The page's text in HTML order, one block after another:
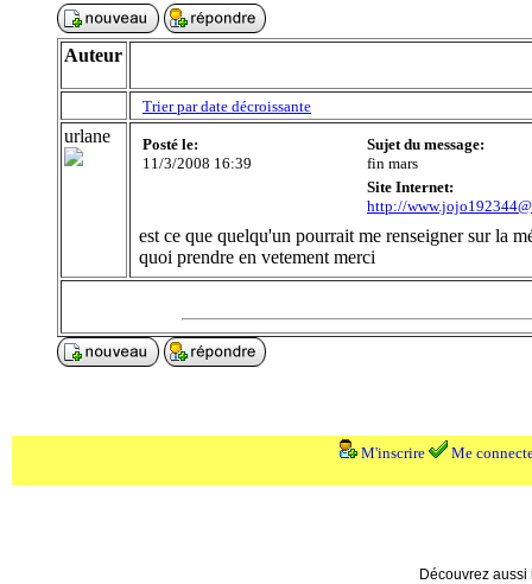
Auteur
Trier par date décroissante
urlane
Posté le:
11/3/2008 16:39
Sujet du message:
fin mars
Site Internet:
http://
est ce que quelqu'un pourrait me renseigner sur la
quoi prendre en vetement merci
M'inscrire Me
Découvrez